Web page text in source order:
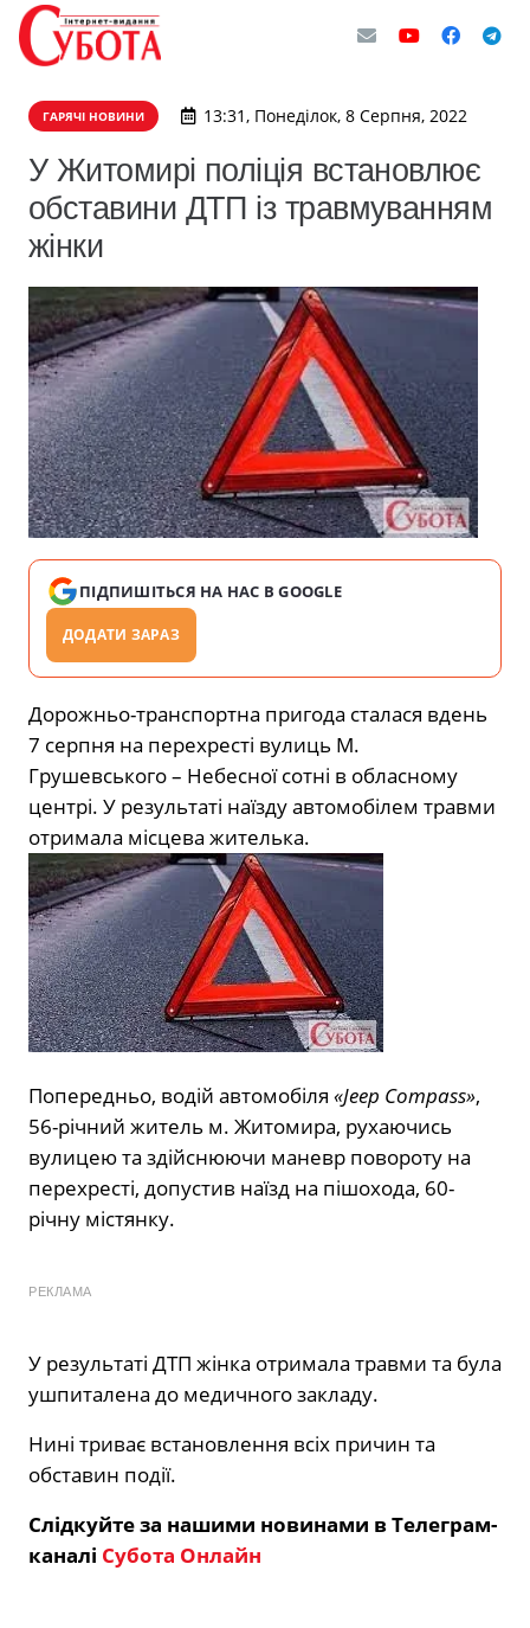
ГАРЯЧІ НОВИНИ 13:31, Понеділок, 8 Серпня, 2022
У Житомирі поліція встановлює
обставини ДТП із травмуванням
жінки
ПІДПИШІТЬСЯ НА НАС В GOOGLE
ДОДАТИ ЗАРАЗ
Дорожньо-транспортна пригода сталася вдень
7 серпня на перехресті вулиць М.
Грушевського – Небесної сотні в обласному
центрі. У результаті наїзду автомобілем травми
отримала місцева жителька.
Попередньо, водій автомобіля «Jeep Compass»,
56-річний житель м. Житомира, рухаючись
вулицею та здійснюючи маневр повороту на
перехресті, допустив наїзд на пішохода, 60-
річну містянку.
РЕКЛАМА
У результаті ДТП жінка отримала травми та була
ушпиталена до медичного закладу.
Нині триває встановлення всіх причин та
обставин події.
Слідкуйте за нашими новинами в Телеграм-
каналі Субота Онлайн